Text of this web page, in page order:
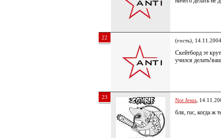
22 (гость),
Скейтборд эт
учился
23 Not Jesus ,
бля, ruc, когда ж